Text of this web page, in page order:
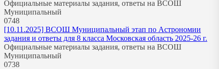
Официальные материалы задания, ответы на ВСОШ
Муниципальный
0748
[10.11.2025] ВСОШ Муниципальный этап по Астрономии
задания и ответы для 8 класса Московская область 2025-26 г.
Официальные материалы задания, ответы на ВСОШ
Муниципальный
0738